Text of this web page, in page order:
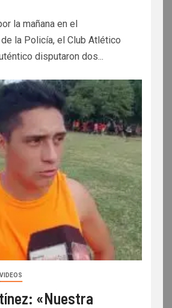
la mañana en el
la Policía, el Club Atlético
disputaron dos...
VIDEOS
«Nuestra